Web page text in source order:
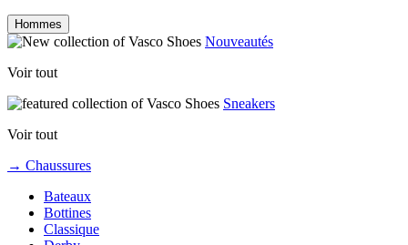
Hommes
Nouveautés
Voir tout
Sneakers
Voir tout
→ Chaussures
Bateaux
Bottines
Classique